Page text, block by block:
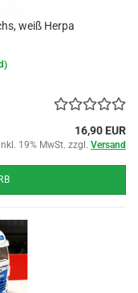
weiß Herpa
16,90 EUR
inkl. 19% MwSt. zzgl. Versand